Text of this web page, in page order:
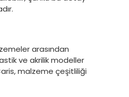
arasından
ve akrilik modeller
malzeme çeşitliliği